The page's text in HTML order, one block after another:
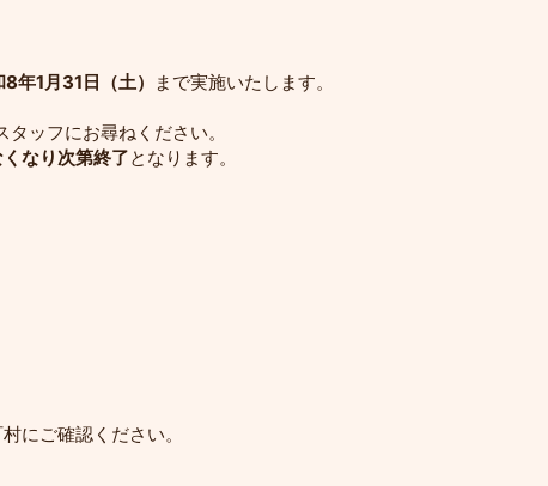
年1月31日（土）
まで実施いたします。
ッフにお尋ねください。
なり次第終了となります。
にご確認ください。